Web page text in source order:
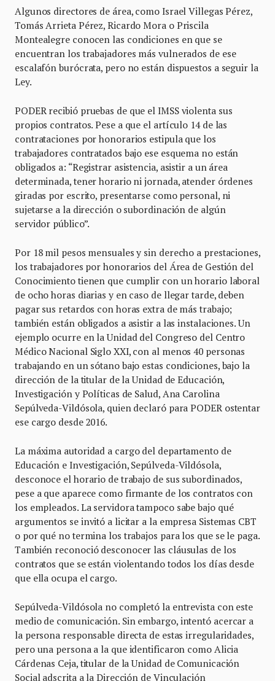
Algunos directores de área, como Israel Villegas Pérez,
Tomás Arrieta Pérez, Ricardo Mora o Priscila
Montealegre conocen las condiciones en que se
encuentran los trabajadores más vulnerados de ese
escalafón burócrata, pero no están dispuestos a seguir la
Ley.
PODER recibió pruebas de que el IMSS violenta sus
propios contratos. Pese a que el artículo 14 de las
contrataciones por honorarios estipula que los
trabajadores contratados bajo ese esquema no están
obligados a: “Registrar asistencia, asistir a un área
determinada, tener horario ni jornada, atender órdenes
giradas por escrito, presentarse como personal, ni
sujetarse a la dirección o subordinación de algún
servidor público”.
Por 18 mil pesos mensuales y sin derecho a prestaciones,
los trabajadores por honorarios del Área de Gestión del
Conocimiento tienen que cumplir con un horario laboral
de ocho horas diarias y en caso de llegar tarde, deben
pagar sus retardos con horas extra de más trabajo;
también están obligados a asistir a las instalaciones. Un
ejemplo ocurre en la Unidad del Congreso del Centro
Médico Nacional Siglo XXI, con al menos 40 personas
trabajando en un sótano bajo estas condiciones, bajo la
dirección de la titular de la Unidad de Educación,
Investigación y Políticas de Salud, Ana Carolina
Sepúlveda-Vildósola, quien declaró para PODER ostentar
ese cargo desde 2016.
La máxima autoridad a cargo del departamento de
Educación e Investigación, Sepúlveda-Vildósola,
desconoce el horario de trabajo de sus subordinados,
pese a que aparece como firmante de los contratos con
los empleados. La servidora tampoco sabe bajo qué
argumentos se invitó a licitar a la empresa Sistemas CBT
o por qué no termina los trabajos para los que se le paga.
También reconoció desconocer las cláusulas de los
contratos que se están violentando todos los días desde
que ella ocupa el cargo.
Sepúlveda-Vildósola no completó la entrevista con este
medio de comunicación. Sin embargo, intentó acercar a
la persona responsable directa de estas irregularidades,
pero una persona a la que identificaron como Alicia
Cárdenas Ceja, titular de la Unidad de Comunicación
Social adscrita a la Dirección de Vinculación